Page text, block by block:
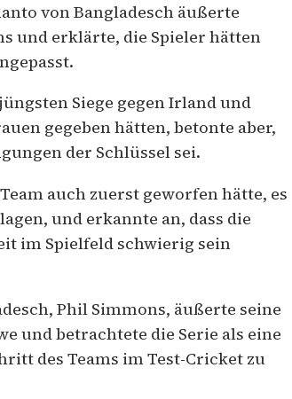
von Bangladesch äußerte
und erklärte, die Spieler hätten
Siege gegen Irland und
gegeben hätten, betonte aber,
der Schlüssel sei.
auch zuerst geworfen hätte, es
und erkannte an, dass die
im Spielfeld schwierig sein
Phil Simmons, äußerte seine
und betrachtete die Serie als eine
des Teams im Test-Cricket zu